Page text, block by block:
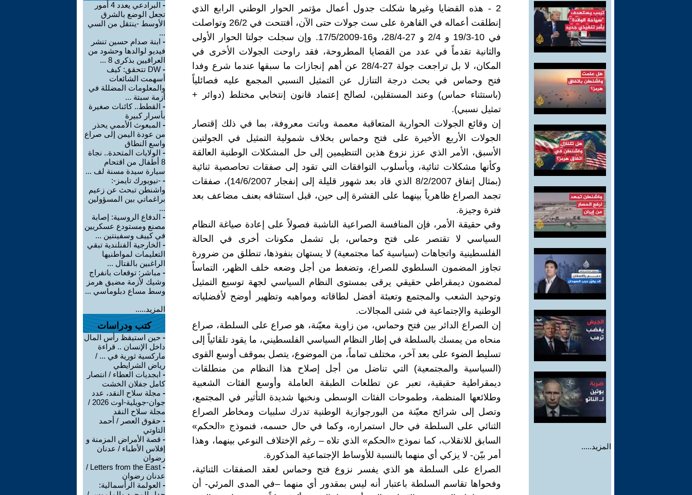
المزيد.....
2 - هذه القضايا وغيرها شكلت جدول أعمال مؤتمر الحوار الوطني الرابع الذي
إنطلقت أعماله في القاهرة على ست جولات حتى الآن، أفتتحت في 26/2 وتواصلت
في 10-19/3 و 2/4 و 27-28/4، و16-17/5/2009. وإن سجلت جولتا الحوار الأولى
والثانية تقدماً في عدد من القضايا المطروحة، فقد راوحت الجولات الأخرى في
المكان، لا بل تراجعت جولة 27-28/4 عن أهم إنجازات ما سبقها عندما شرع وفدا
فتح وحماس في بحث درجة التنازل عن التمثيل النسبي المجمع عليه فصائلياً
(باستثناء حماس) وعند المستقلين، لصالح إعتماد قانون إنتخابي مختلط (دوائر +
تمثيل نسبي).
إن وقائع الجولات الحوارية المتعاقبة معممة وباتت معروفة، بما في ذلك إقتصار
الجولات الأربع الأخيرة على فتح وحماس بخلاف شمولية التمثيل في الجولتين
الأسبق، الأمر الذي عزز نزوع هذين التنظيمين إلى حل المشكلات الوطنية العالقة
وكأنها مشكلات ثنائية، وبأسلوب التوافقات التي تقود إلى صفقات تحاصصية ثنائية
(بمثال إتفاق 8/2/2007 الذي قاد بعد شهور قليلة إلى إنفجار 14/6/2007)، صفقات
تجمد الصراع ظاهرياً بينهما على القشرة إلى حين، قبل استئنافه بعنف مضاعف بعد
فترة وجيزة.
وفي حقيقة الأمر، فإن المنافسة الصراعية الناشبة فصولاً على إعادة صياغة النظام
السياسي لا تقتصر على فتح وحماس، بل تشمل مكونات أخرى في الحالة
الفلسطينية واتجاهات (سياسية كما مجتمعية) لا يستهان بنفوذها، تنطلق من ضرورة
تجاوز المضمون السلطوي للصراع، وتضغط من أجل وضعه خلف الظهر، التماساً
لمضمون ديمقراطي حقيقي يرقى بمستوى النظام السياسي لجهة توسيع التمثيل
وتوحيد الشعب والمجتمع وتعبئة أفضل لطاقاته ومواهبه وتظهير أوضح لأفضلياته
الوطنية والإجتماعية في شتى المجالات.
إن الصراع الدائر بين فتح وحماس، من زاوية معيّنة، هو صراع على السلطة، صراع
منحاه من يمسك بالسلطة في إطار النظام السياسي الفلسطيني، ما يقود تلقائياً إلى
تسليط الضوء على بعد آخر، مختلف تماماً، من الموضوع، يتصل بموقف أوسع القوى
(السياسية والمجتمعية) التي تناضل من أجل إصلاح هذا النظام من منطلقات
ديمقراطية حقيقية، تعبر عن تطلعات الطبقة العاملة وأوسع الفئات الشعبية
وطلائعها المنظمة، وطموحات الفئات الوسطى ونخبها شديدة التأثير في المجتمع،
وتصل إلى شرائح معيّنة من البورجوازية الوطنية تدرك سلبيات ومخاطر الصراع
الثنائي على السلطة في حال استمراره، وكما في حال حسمه، فنموذج «الحكم»
السابق للانقلاب، كما نموذج «الحكم» الذي تلاه – رغم الإختلاف النوعي بينهما، وهذا
أمر بيّن- لا يزكي أي منهما بالنسبة للأوساط الإجتماعية المذكورة.
الصراع على السلطة هو الذي يفسر نزوع فتح وحماس لعقد الصفقات الثنائية،
وفحواها تقاسم السلطة باعتبار أنه ليس بمقدور أي منهما –في المدى المرئي- أن
-
البرادعي يعدد 4 أمور
تجعل الوضع بالشرق
الأوسط -ينتقل من السي
...
- ابنة صدام حسين تنشر
فيديو لوالدها وحشود من
العراقيين بذكرى 8 ...
-
DW تتحقق: كيف
أسهمت الشائعات
والمعلومات المضللة في
أزمة سبتة ...
- القطط.. كائنات صغيرة
بأسرار كبيرة
- المبعوث الأممي يحذر
من عودة اليمن إلى صراع
واسع النطاق
- الولايات المتحدة.. نجاة
8 أطفال من اقتحام
سيارة سيدة مسنة لف ...
- -نيويورك تايمز-:
واشنطن تبحث عن زعيم
براغماتي بين المسؤولين
...
- الدفاع الروسية: إصابة
مصنع ومستودع عسكريين
في كييف وسفينتين ...
- الخارجية الفنلندية تبقي
التعليمات لمواطنيها
الراغبين بالقتال ...
- مباشر: توقعات بانفراج
وشيك لأزمة مضيق هرمز
وسط مساع دبلوماسي ...
المزيد.....
كتب ودراسات
- حين استيقظ رأس المال
داخل الإنسان .. قراءة
ماركسية ثورية في ... /
رياض الشرايطي
- ابجديات العطاء / انتصار
كامل جفلان الخشت
- مجلة سلاح النقد، عدد
جوان-جويلية-اوت 2026 /
مجلة سلاح النقد
- حقوق العصر / أحمد
التاوتي
- قصة الأمراض المزمنة و
إفلاس الأطباء / عدنان
رضوان
-
Letters from the East /
عدنان رضوان
- العولمة الرأسمالية: